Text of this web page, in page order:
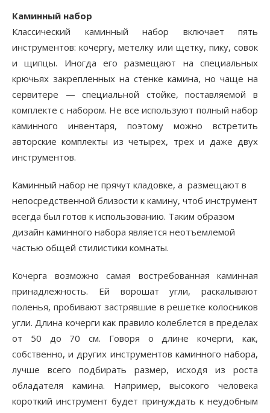
Каминный набор
Классический каминный набор включает пять
инструментов: кочергу, метелку или щетку, пику, совок
и щипцы. Иногда его размещают на специальных
крючьях закрепленных на стенке камина, но чаще на
сервитере — специальной стойке, поставляемой в
комплекте с набором. Не все используют полный набор
каминного инвентаря, поэтому можно встретить
авторские комплекты из четырех, трех и даже двух
инструментов.
Каминный набор не прячут кладовке, а размещают в
непосредственной близости к камину, чтоб инструмент
всегда был готов к использованию. Таким образом
дизайн каминного набора является неотъемлемой
частью общей стилистики комнаты.
Кочерга возможно самая востребованная каминная
принадлежность. Ей ворошат угли, раскалывают
поленья, пробивают застрявшие в решетке колосников
угли. Длина кочерги как правило колеблется в пределах
от 50 до 70 см. Говоря о длине кочерги, как,
собственно, и других инструментов каминного набора,
лучше всего подбирать размер, исходя из роста
обладателя камина. Например, высокого человека
короткий инструмент будет принуждать к неудобным